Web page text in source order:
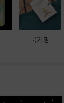
북키링